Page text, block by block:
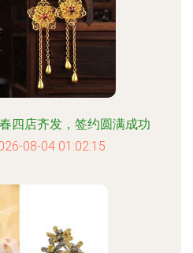
四店齐发，签约圆满成功
08-04 01:02:15